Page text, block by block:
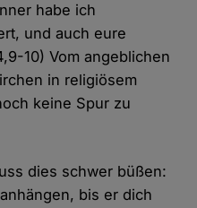
habe ich
und auch eure
10) Vom angeblichen
in religiösem
keine Spur zu
dies schwer büßen:
bis er dich